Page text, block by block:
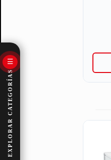
☰
EXPLORAR CATEGORÍAS